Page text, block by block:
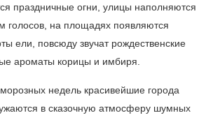
праздничные огни, улицы наполняются
голосов, на площадях появляются
ели, повсюду звучат рождественские
ароматы корицы и имбиря.
недель красивейшие города
в сказочную атмосферу шумных